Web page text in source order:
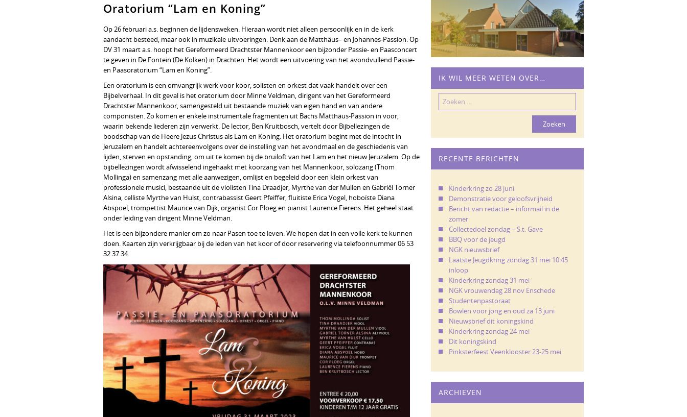
Oratorium “Lam en Koning”
Op 26 februari a.s. beginnen de lijdensweken. Hieraan wordt niet alleen persoonlijk en in de kerk
aandacht besteed, maar ook in muzikale uitvoeringen. Denk aan de Matthäus– en Johannes-Passion. Op
DV 31 maart a.s. hoopt het Gereformeerd Drachtster Mannenkoor een bijzonder Passie- en Paasconcert
te geven in De Fontein (De Kolken) in Drachten. Het wordt een uitvoering van het avondvullend Passie-
en Paasoratorium “Lam en Koning”.
Een oratorium is een omvangrijk werk voor koor, solisten en orkest dat vaak handelt over een
Bijbelverhaal. In dit geval is het oratorium door Minne Veldman, dirigent van het Gereformeerd
Drachtster Mannenkoor, samengesteld uit bestaande muziek van eigen hand en van andere
componisten. Zo komen er enkele instrumentale fragmenten uit Bachs Matthäus-Passion in voor,
waarin bekende liederen zijn verwerkt. De lector, Ben Kruitbosch, vertelt door Bijbellezingen de
boodschap van de Heere Jezus Christus als Lam en Koning. Het oratorium begint met de intocht in
Jeruzalem en handelt achtereenvolgens over de instelling van het avondmaal en de geschiedenis van
lijden, sterven en opstanding, om uit te komen bij de bruiloft van het Lam en het nieuw Jeruzalem. Op de
bijbellezingen wordt afwisselend ingehaakt met koorzang van het Mannenkoor, solozang (Thom
Mollinga) en samenzang met alle aanwezigen, omlijst en begeleid door een klein orkest van
professionele musici, bestaande uit de violisten Tina Draadjer, Myrthe van der Mullen en Gabriël Torner
Alsina, celliste Myrthe van Hulst, contrabassist Geert Pfeiffer, fluitiste Erica Vogel, hoboïste Diana
Abspoel, trompettist Maurice van Dijk, organist Cor Ploeg en pianist Laurence Fierens. Het geheel staat
onder leiding van dirigent Minne Veldman.
Het is een bijzondere manier om zo naar Pasen toe te leven. We hopen dat in een volle kerk te kunnen
doen. Kaarten zijn verkrijgbaar bij de leden van het koor of door reservering via telefoonnummer 06 53
32 37 34.
IK WIL MEER WETEN OVER…
Zoeken
naar:
RECENTE BERICHTEN
Kinderkring zo 28 juni
Demonstratie voor geloofsvrijheid
Bericht van redactie – informail in de
zomer
Collectedoel zondag – S.t. Gave
BBQ voor de jeugd
NGK nieuwsbrief
Laatste Jeugdkring zondag 31 mei 10:45
inloop
Kinderkring zondag 31 mei
NGK vrouwendag 28 nov Enschede
Studentenpastoraat
Bowlen voor jong en oud za 13 juni
Nieuwsbrief dit koningskind
Kinderkring zondag 24 mei
Dit koningskind
Pinksterfeest Veenklooster 23-25 mei
ARCHIEVEN